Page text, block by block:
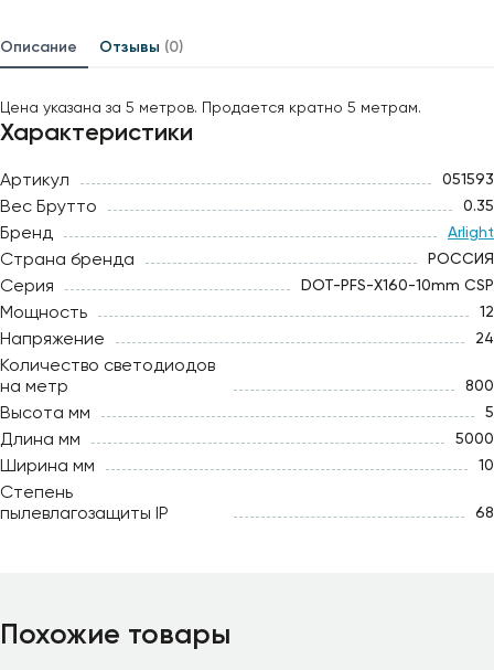
Описание Отзывы (0)
Цена указана за 5 метров. Продается кратно 5 метрам.
Характеристики
Артикул 051593
Вес Брутто 0.35
Бренд Arlight
Страна бренда РОССИЯ
Серия DOT-PFS-X160-10mm CSP
Мощность 12
Напряжение 24
Количество светодиодов
на метр
800
Высота мм 5
Длина мм 5000
Ширина мм 10
Степень
пылевлагозащиты IP
68
Похожие товары